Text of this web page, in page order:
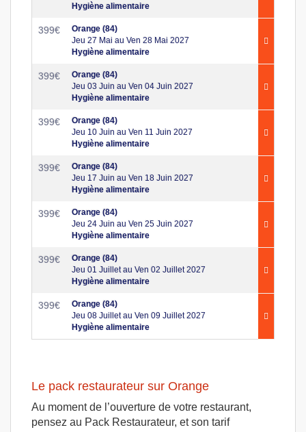
Hygiène alimentaire
399€
Orange (84)
Jeu 27 Mai au Ven 28 Mai 2027
Hygiène alimentaire
399€
Orange (84)
Jeu 03 Juin au Ven 04 Juin 2027
Hygiène alimentaire
399€
Orange (84)
Jeu 10 Juin au Ven 11 Juin 2027
Hygiène alimentaire
399€
Orange (84)
Jeu 17 Juin au Ven 18 Juin 2027
Hygiène alimentaire
399€
Orange (84)
Jeu 24 Juin au Ven 25 Juin 2027
Hygiène alimentaire
399€
Orange (84)
Jeu 01 Juillet au Ven 02 Juillet 2027
Hygiène alimentaire
399€
Orange (84)
Jeu 08 Juillet au Ven 09 Juillet 2027
Hygiène alimentaire
Le pack restaurateur sur Orange
Au moment de l’ouverture de votre restaurant,
pensez au Pack Restaurateur, et son tarif